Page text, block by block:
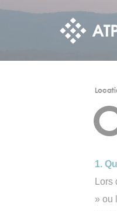
1.
» ou